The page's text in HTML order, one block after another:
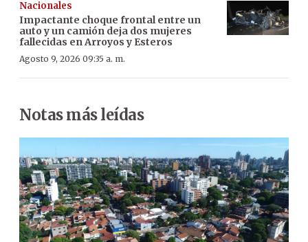
Nacionales
Impactante choque frontal entre un
auto y un camión deja dos mujeres
fallecidas en Arroyos y Esteros
Agosto 9, 2026 09:35 a. m.
Notas más leídas